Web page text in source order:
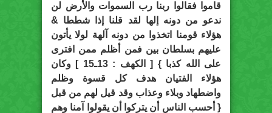
قاموا فقالوا ربنا رب السموات والأرض لن
ندعو من دونه إلها لقد قلنا إذا شططا &
هؤلاء قومنا اتخذوا من دونه آلهة لولا يأتون
عليهم بسلطان بين فمن أظلم ممن افترى
على الله كذبا } [ الكهف : 13ـ15 ] وكان
هؤلاء الفتيان هدف كل قسوة وظلم
واضطهاد وبلاء وعذاب وقد قيل لهم من قبل
{ أحسب الناس أن يتركوا أن يقولوا آمنا وهم